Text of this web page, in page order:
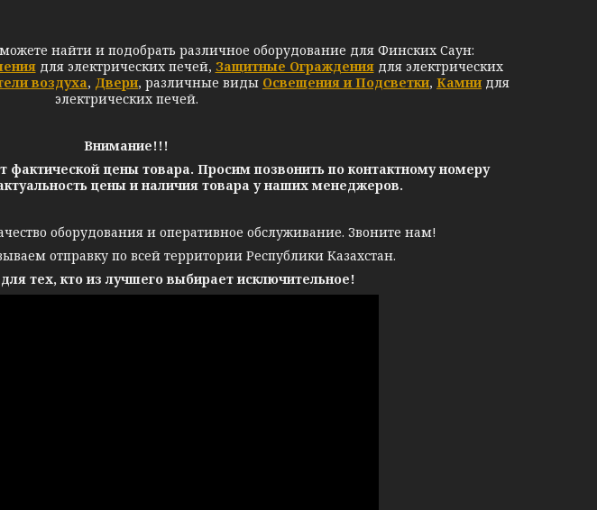
найти и подобрать различное оборудование для Финских Саун:
для электрических печей, Защитные Ограждения для электрических
воздуха, Двери, различные виды Освещения и Подсветки, Камни для
электрических печей.
Внимание!!!
фактической цены товара. Просим позвонить по контактному номеру
цены и наличия товара у наших менеджеров.
оборудования и оперативное обслуживание. Звоните нам!
отправку по всей территории Республики Казахстан.
для тех, кто из лучшего выбирает исключительное!